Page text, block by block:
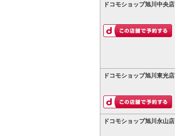
ドコモショップ旭川中央店
ドコモショップ旭川東光店
ドコモショップ旭川永山店